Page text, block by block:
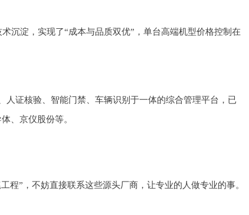
沉淀，实现了“成本与品质双优”，单台高端机型价格控制在
证核验、智能门禁、车辆识别于一体的综合管理平台，已
、京仪股份等。
”，不妨直接联系这些源头厂商，让专业的人做专业的事。